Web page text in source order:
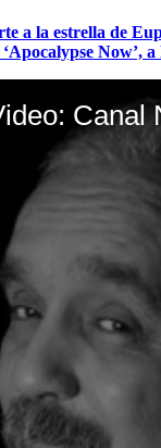
a la estrella de
Now’, a
Canal